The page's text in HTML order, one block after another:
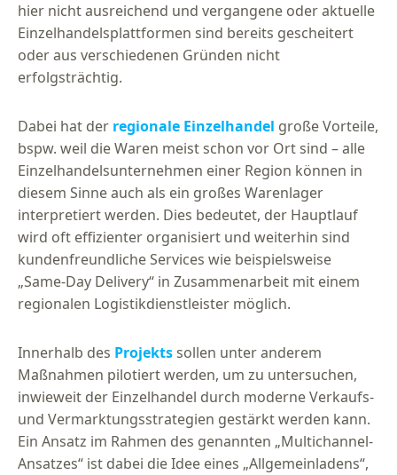
hier nicht ausreichend und vergangene oder aktuelle
Einzelhandelsplattformen sind bereits gescheitert
oder aus verschiedenen Gründen nicht
erfolgsträchtig.
Dabei hat der regionale Einzelhandel große Vorteile,
bspw. weil die Waren meist schon vor Ort sind – alle
Einzelhandelsunternehmen einer Region können in
diesem Sinne auch als ein großes Warenlager
interpretiert werden. Dies bedeutet, der Hauptlauf
wird oft effizienter organisiert und weiterhin sind
kundenfreundliche Services wie beispielsweise
„Same-Day Delivery“ in Zusammenarbeit mit einem
regionalen Logistikdienstleister möglich.
Innerhalb des Projektssollen unter anderem
Maßnahmen pilotiert werden, um zu untersuchen,
inwieweit der Einzelhandel durch moderne Verkaufs-
und Vermarktungsstrategien gestärkt werden kann.
Ein Ansatz im Rahmen des genannten „Multichannel-
Ansatzes“ ist dabei die Idee eines „Allgemeinladens“,